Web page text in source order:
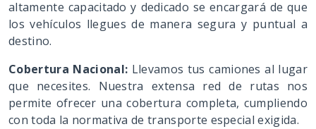
altamente capacitado y dedicado se encargará de que
los vehículos llegues de manera segura y puntual a
destino.
Cobertura Nacional: Llevamos tus camiones al lugar
que necesites. Nuestra extensa red de rutas nos
permite ofrecer una cobertura completa, cumpliendo
con toda la normativa de transporte especial exigida.